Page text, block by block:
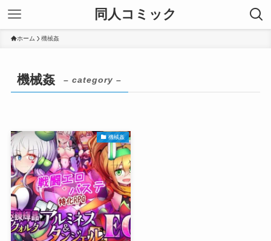
同人コミック
ホーム 機械姦
機械姦 – category –
機械姦